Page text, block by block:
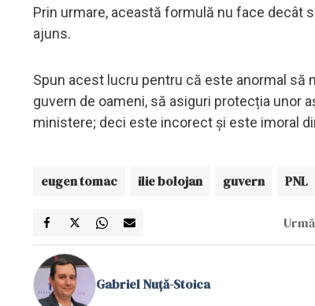
Prin urmare, această formulă nu face decât
ajuns.
Spun acest lucru pentru că este anormal să
guvern de oameni, să asiguri protecția unor
ministere; deci este incorect și este imoral
eugen tomac ilie bolojan guvern PNL
Gabriel Nuță-Stoica